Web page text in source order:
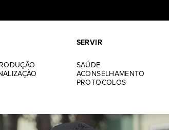
SERVIR
SAÚDE
ACONSELHAMENTO
PROTOCOLOS
já abriu